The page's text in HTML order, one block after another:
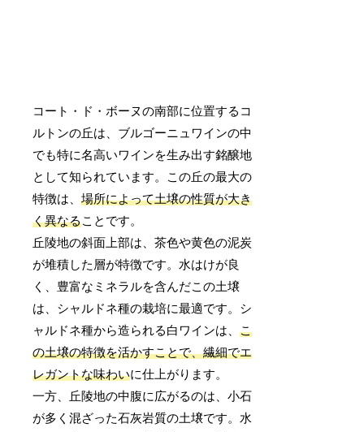
コート・ド・ボーヌの南部に位置するコ
ルトンの丘は、ブルゴーニュワインの中
でも特に名高いワインを生み出す銘醸地
として知られています。この丘の最大の
特徴は、場所によって土壌の性質が大き
く異なることです。
丘陵地の斜面上部は、茶色や黄色の泥炭
が堆積した層が特徴です。水はけが良
く、豊富なミネラルを含んだこの土壌
は、シャルドネ種の栽培に最適です。シ
ャルドネ種から造られる白ワインは、こ
の土壌の特徴を活かすことで、繊細でエ
レガントな味わいに仕上がります。
一方、丘陵地の中腹に広がるのは、小石
が多く混ざった石灰岩質の土壌です。水